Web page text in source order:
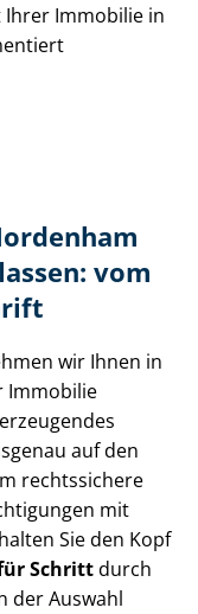
Immobilie in
vom
wir Ihnen in
Immobilie
auf den
rechtssichere
mit
Sie den Kopf
Schrittdurch
der Auswahl